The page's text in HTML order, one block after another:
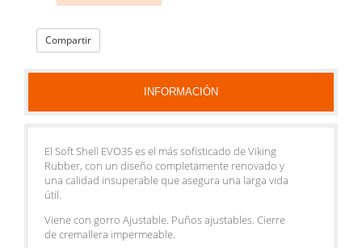
Compartir
INFORMACIÓN
El Soft Shell EVO35 es el más sofisticado de Viking
Rubber, con un diseño completamente renovado y
una calidad insuperable que asegura una larga vida
útil.
Viene con gorro Ajustable. Puños ajustables. Cierre
de cremallera impermeable.